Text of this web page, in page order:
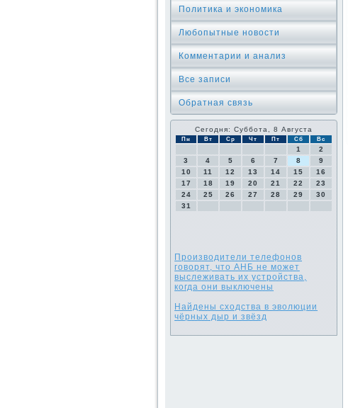
Политика и экономика
Любопытные новости
Комментарии и анализ
Все записи
Обратная связь
Сегодня: Суббота, 8 Августа
Пн Вт Ср Чт Пт Сб Вс
1
2
3
4 5 6 7 8
9
10
11 12 13 14 15
16
17
18 19 20 21 22
23
24
25 26 27 28 29
30
31
Производители телефонов
говорят, что АНБ не может
выслеживать их устройства,
когда они выключены
Найдены сходства в эволюции
чёрных дыр и звёзд